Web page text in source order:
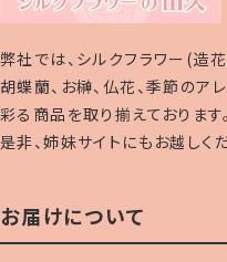
弊社では、シルクフラワー(造花
胡蝶蘭、お榊、仏花、季節のア
彩る商品を取り揃えております。
是非、姉妹サイトにもお越しく
お届けについて